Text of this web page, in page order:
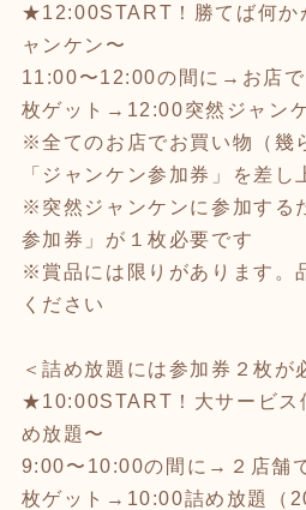
★12:00START！勝てば何か
ャンケン〜
11:00〜12:00の間に→お店
枚ゲット→12:00突然ジャン
※全てのお店でお買い物（幾
「ジャンケン参加券」を差し
※突然ジャンケンに参加する
参加券」が１枚必要です
※賞品には限りがあります。
ください
＜詰め放題には参加券２枚が
★10:00START！大サービス
め放題〜
9:00〜10:00の間に→２店舗
枚ゲット→10:00詰め放題（